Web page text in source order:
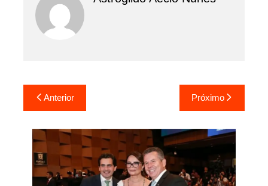
Navegação
de
Post
Anterior Próximo